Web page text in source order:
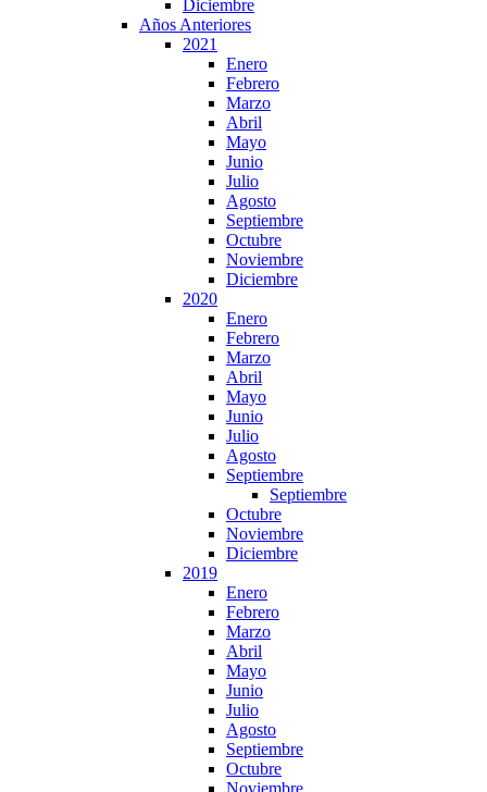
Diciembre
Años Anteriores
2021
Enero
Febrero
Marzo
Abril
Mayo
Junio
Julio
Agosto
Septiembre
Octubre
Noviembre
Diciembre
2020
Enero
Febrero
Marzo
Abril
Mayo
Junio
Julio
Agosto
Septiembre
Septiembre
Octubre
Noviembre
Diciembre
2019
Enero
Febrero
Marzo
Abril
Mayo
Junio
Julio
Agosto
Septiembre
Octubre
Noviembre